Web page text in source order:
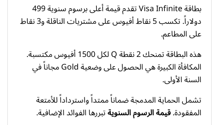
بطاقة Visa Infinite تقدم قيمة أعلى برسوم سنوية 499
دولاراً. تكسب 5 نقاط أفيوس على مشتريات الناقلة و3 نقاط
على المطاعم.
هذه البطاقة تمنحك 2 نقطة Q لكل 1500 أفيوس مكتسبة.
المكافأة الكبيرة هي الحصول على وضعية Gold مجاناً في
السنة الأولى.
تشمل الحماية المدمجة ضماناً ممتداً واسترداداً للأمتعة
المفقودة.قيمة الرسوم السنويةتبررها الفوائد الإضافية.